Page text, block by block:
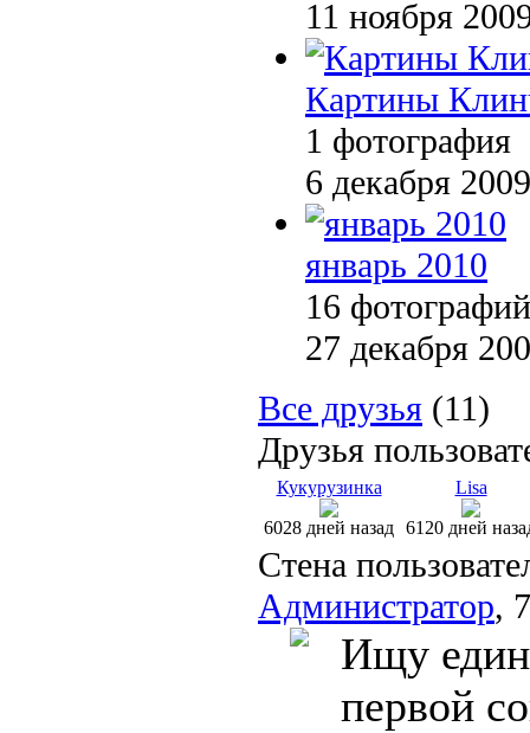
11 ноября
Картины
1 фотография
6 декабря 2009
январь 2010
16 фотографий
27 декабря
Все друзья (11)
Друзья
Кукурузинка
6028 дней назад
Lisa
6120 дней
Стена
Администратор,
Ищу
первой